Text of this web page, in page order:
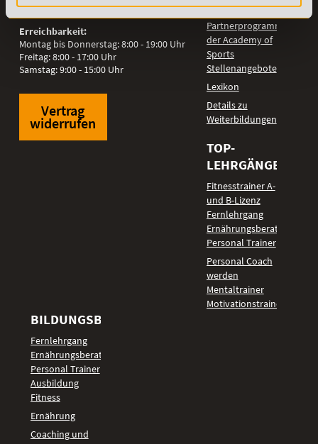
Fax:+49 (0) 7191 - 229 87 – 99
Erreichbarkeit:
Montag bis Donnerstag: 8:00 - 19:00 Uhr
Freitag: 8:00 - 17:00 Uhr
Samstag: 9:00 - 15:00 Uhr
Vertrag
widerrufen
Bring a Friend
Partnerprogramm
der Academy of
Sports
Stellenangebote
Lexikon
Details zu
Weiterbildungen
TOP-
LEHRGÄNGE
Fitnesstrainer A-
und B-Lizenz
Fernlehrgang
Ernährungsberater
Personal Trainer
Personal Coach
werden
Mentaltrainer
Motivationstrainer
BILDUNGSBEREICHE
Fernlehrgang
Ernährungsberater
Personal Trainer
Ausbildung
Fitness
Ernährung
Coaching und